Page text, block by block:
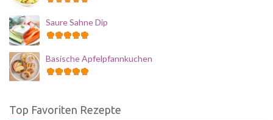
Saure Sahne Dip
Basische Apfelpfannkuchen
Top Favoriten Rezepte